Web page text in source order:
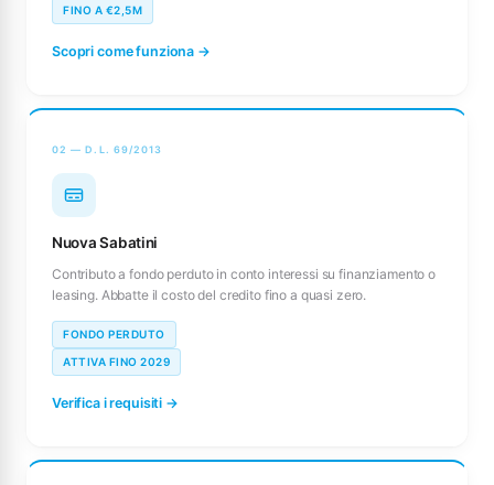
FINO A €2,5M
Scopri come funziona →
02 — D.L. 69/2013
Nuova Sabatini
Contributo a fondo perduto in conto interessi su finanziamento o
leasing. Abbatte il costo del credito fino a quasi zero.
FONDO PERDUTO
ATTIVA FINO 2029
Verifica i requisiti →